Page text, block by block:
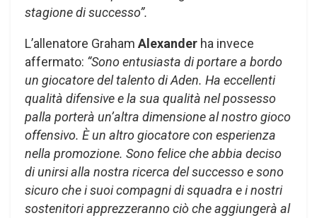
stagione di successo”.
L’allenatore Graham Alexander ha invece
affermato: “Sono entusiasta di portare a bordo
un giocatore del talento di Aden. Ha eccellenti
qualità difensive e la sua qualità nel possesso
palla porterà un’altra dimensione al nostro gioco
offensivo. È un altro giocatore con esperienza
nella promozione. Sono felice che abbia deciso
di unirsi alla nostra ricerca del successo e sono
sicuro che i suoi compagni di squadra e i nostri
sostenitori apprezzeranno ciò che aggiungerà al